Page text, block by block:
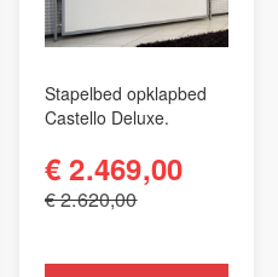
Stapelbed opklapbed
Castello Deluxe.
€ 2.469,00
€ 2.620,00